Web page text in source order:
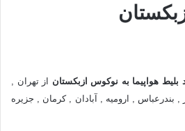
بلیط هواپیما به نوکوس ازبکستان
از تهران ,
بندرعباس , ارومیه , آبادان , کرمان , جزیره